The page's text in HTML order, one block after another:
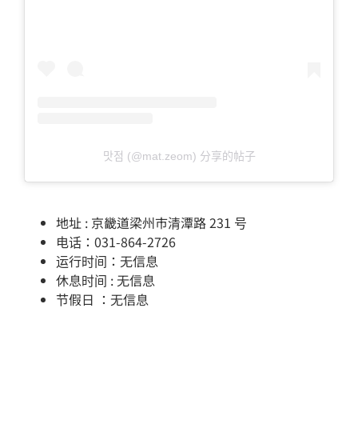
맛점 (@mat.zeom) 分享的帖子
地址 : 京畿道梁州市清潭路 231 号
电话：031-864-2726
运行时间：无信息
休息时间 : 无信息
节假日 ：无信息